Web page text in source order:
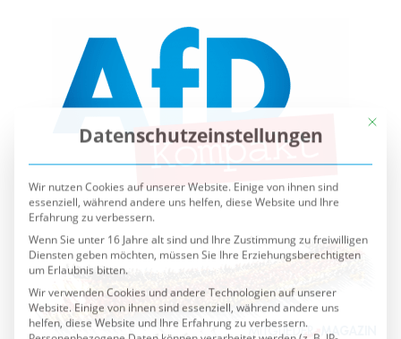
Datenschutzeinstellungen
Wir nutzen Cookies auf unserer Website. Einige von ihnen sind
essenziell, während andere uns helfen, diese Website und Ihre
Wenn Sie unter 16 Jahre alt sind und Ihre Zustimmung zu freiwilligen
Diensten geben möchten, müssen Sie Ihre Erziehungsberechtigten
Wir verwenden Cookies und andere Technologien auf unserer
Website. Einige von ihnen sind essenziell, während andere uns
Personenbezogene Daten können verarbeitet werden (z. B. IP-
Adressen), z. B. für personalisierte Anzeigen und Inhalte oder
Anzeigen- und Inhaltsmessung.
Verwendung Ihrer Daten finden Sie in unserer
Datenschutzerklärung.Sie können Ihre Auswahl jederzeit unter
Einstellungenwiderrufen oder anpassen.